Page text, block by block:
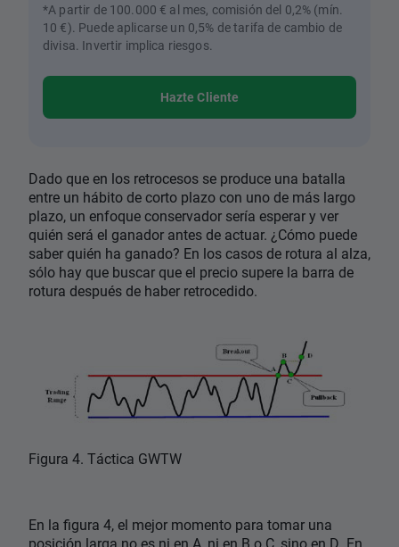
*A partir de 100.000 € al mes, comisión del 0,2% (mín.
10 €). Puede aplicarse un 0,5% de tarifa de cambio de
divisa. Invertir implica riesgos.
Hazte Cliente
Dado que en los retrocesos se produce una batalla
entre un hábito de corto plazo con uno de más largo
plazo, un enfoque conservador sería esperar y ver
quién será el ganador antes de actuar. ¿Cómo puede
saber quién ha ganado? En los casos de rotura al alza,
sólo hay que buscar que el precio supere la barra de
rotura después de haber retrocedido.
Figura 4. Táctica GWTW
En la figura 4, el mejor momento para tomar una
posición larga no es ni en A, ni en B o C, sino en D. En